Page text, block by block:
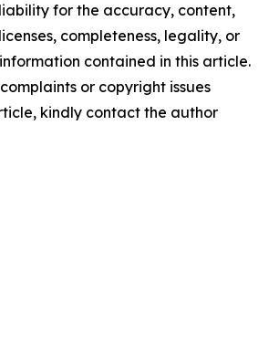
for the accuracy, content,
completeness, legality, or
contained in this article.
or copyright issues
kindly contact the author